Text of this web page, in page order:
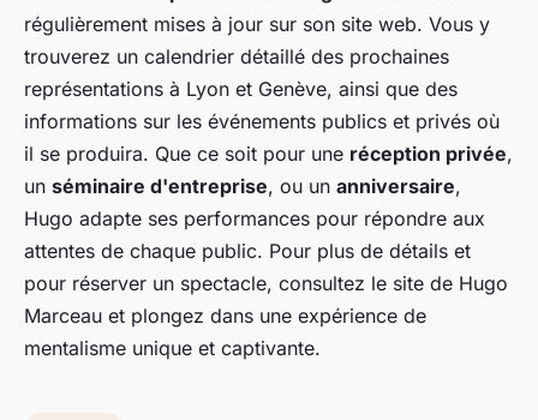
régulièrement mises à jour sur son site web. Vous y
trouverez un calendrier détaillé des prochaines
représentations à Lyon et Genève, ainsi que des
informations sur les événements publics et privés où
il se produira. Que ce soit pour une réception privée,
un séminaire d'entreprise, ou un anniversaire,
Hugo adapte ses performances pour répondre aux
attentes de chaque public. Pour plus de détails et
pour réserver un spectacle, consultez le site de Hugo
Marceau et plongez dans une expérience de
mentalisme unique et captivante.